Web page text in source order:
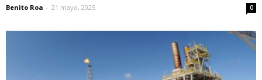
Benito Roa - 21 mayo, 2025 0